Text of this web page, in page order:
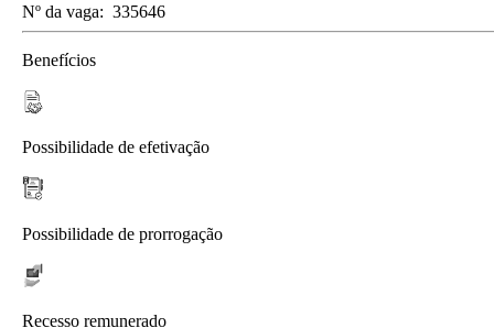
Nº da vaga: 335646
Benefícios
Possibilidade de efetivação
Possibilidade de prorrogação
Recesso remunerado